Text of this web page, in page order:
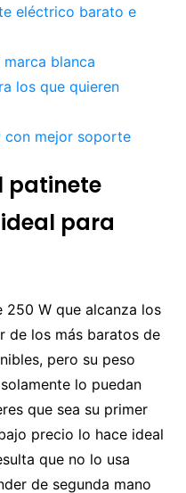
eléctrico barato e
blanca
los que quieren
con mejor soporte
patinete
para
W que alcanza los
de los más baratos de
pero su peso
lo puedan
que sea su primer
precio lo hace ideal
que no lo usa
de segunda mano